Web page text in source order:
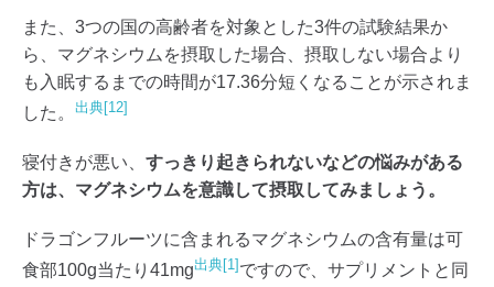
また、3つの国の高齢者を対象とした3件の試験結果か
ら、マグネシウムを摂取した場合、摂取しない場合より
も入眠するまでの時間が17.36分短くなることが示されま
した。 出典[12]
寝付きが悪い、 すっきり起きられないなどの悩みがある
方は、マグネシウムを意識して摂取してみましょう。
ドラゴンフルーツに含まれるマグネシウムの含有量は可
食部100g当たり41mg出典[1] ですので、サプリメントと同